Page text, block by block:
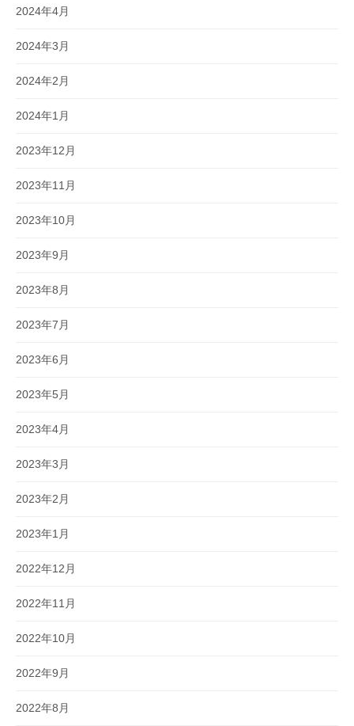
2024年4月
2024年3月
2024年2月
2024年1月
2023年12月
2023年11月
2023年10月
2023年9月
2023年8月
2023年7月
2023年6月
2023年5月
2023年4月
2023年3月
2023年2月
2023年1月
2022年12月
2022年11月
2022年10月
2022年9月
2022年8月